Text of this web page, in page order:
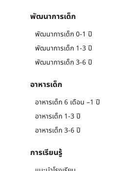
พัฒนาการเด็ก
พัฒนาการเด็ก 0-1 ปี
พัฒนาการเด็ก 1-3 ปี
พัฒนาการเด็ก 3-6 ปี
อาหารเด็ก
อาหารเด็ก 6 เดือน –1 ปี
อาหารเด็ก 1-3 ปี
อาหารเด็ก 3-6 ปี
การเรียนรู้